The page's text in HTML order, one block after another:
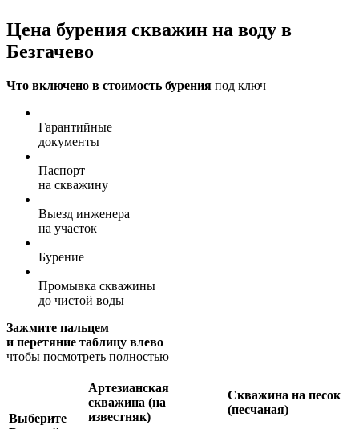
Цена бурения скважин на воду в
Безгачево
Что включено в стоимость бурения под ключ
Гарантийные
документы
Паспорт
на скважину
Выезд инженера
на участок
Бурение
Промывка скважины
до чистой воды
Зажмите пальцем
и перетяние таблицу влево
чтобы посмотреть полностью
Выберите
Артезианская
скважина (на
известняк)
Скважина на песок
(песчаная)